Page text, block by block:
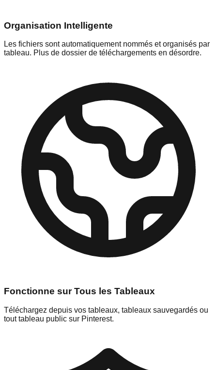
Organisation Intelligente
Les fichiers sont automatiquement nommés et organisés par
tableau. Plus de dossier de téléchargements en désordre.
Fonctionne sur Tous les Tableaux
Téléchargez depuis vos tableaux, tableaux sauvegardés ou
tout tableau public sur Pinterest.